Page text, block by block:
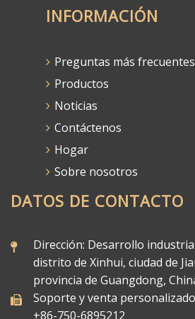
INFORMACIÓN
Preguntas más frecuentes
Productos
Noticias
Contáctenos
Hogar
Sobre nosotros
DATOS DE CONTACTO
Dirección: Desarrollo
distrito de Xinhui, ciudad de
provincia de Guangdong,
Soporte y venta
+86-750-6895212